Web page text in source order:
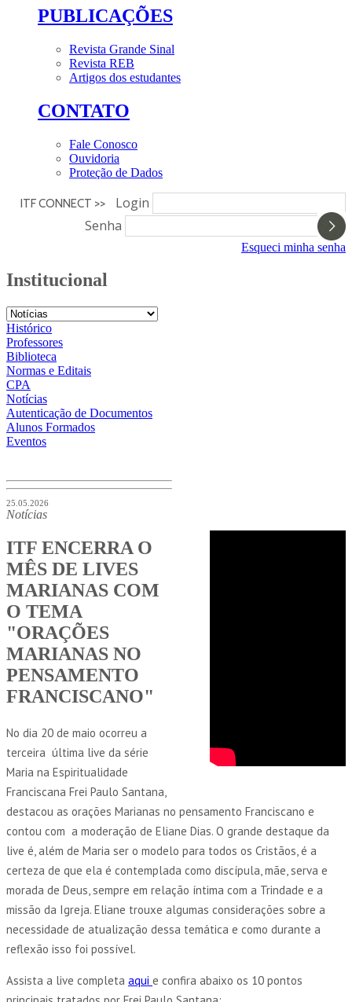
PUBLICAÇÕES
Revista Grande Sinal
Revista REB
Artigos dos estudantes
CONTATO
Fale Conosco
Ouvidoria
Proteção de Dados
ITF CONNECT >>
Login
Senha
Esqueci minha senha
Institucional
Histórico
Professores
Biblioteca
Normas e Editais
CPA
Notícias
Autenticação de Documentos
Alunos Formados
Eventos
25.05.2026
Notícias
ITF ENCERRA O
MÊS DE LIVES
MARIANAS COM
O TEMA
"ORAÇÕES
MARIANAS NO
PENSAMENTO
FRANCISCANO"
No dia 20 de maio ocorreu a
terceira última live da série
Maria na Espiritualidade
Franciscana Frei Paulo Santana,
destacou as orações Marianas no pensamento Franciscano e
contou com a moderação de Eliane Dias. O grande destaque da
live é, além de Maria ser o modelo para todos os Cristãos, é a
certeza de que ela é contemplada como discípula, mãe, serva e
morada de Deus, sempre em relação íntima com a Trindade e a
missão da Igreja. Eliane trouxe algumas considerações sobre a
necessidade de atualização dessa temática e como durante a
reflexão isso foi possível.
Assista a live completa aqui e confira abaixo os 10 pontos